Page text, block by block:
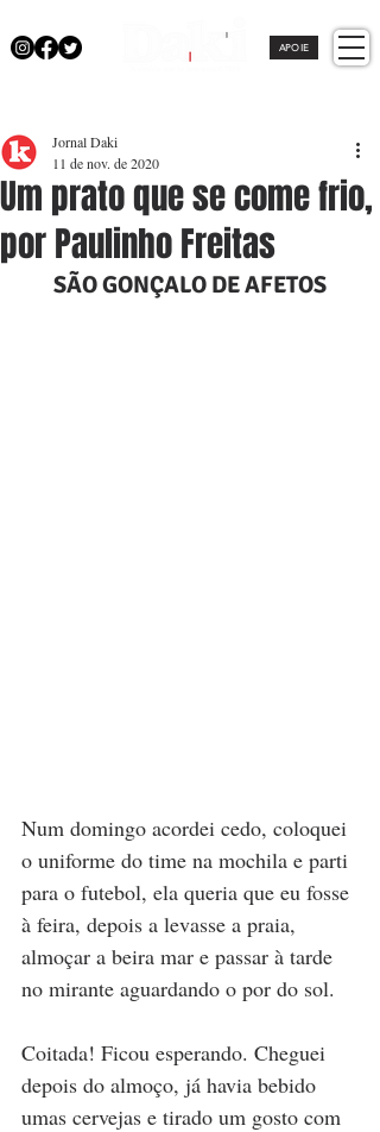
APOIE
Um prato que se come frio,
por Paulinho Freitas
Jornal Daki
11 de nov. de 2020
SÃO GONÇALO DE AFETOS
Num domingo acordei cedo, coloquei
o uniforme do time na mochila e parti
para o futebol, ela queria que eu fosse
à feira, depois a levasse a praia,
almoçar a beira mar e passar à tarde
no mirante aguardando o por do sol.
Coitada! Ficou esperando. Cheguei
depois do almoço, já havia bebido
umas cervejas e tirado um gosto com